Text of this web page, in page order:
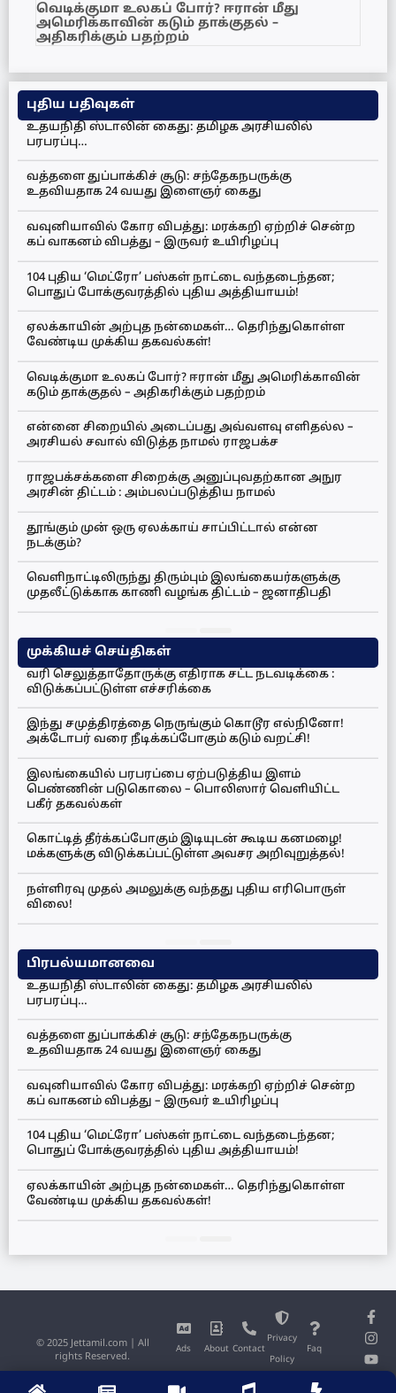
வெடிக்குமா உலகப் போர்? ஈரான் மீது
அமெரிக்காவின் கடும் தாக்குதல் –
அதிகரிக்கும் பதற்றம்
புதிய பதிவுகள்
உதயநிதி ஸ்டாலின் கைது: தமிழக அரசியலில்
பரபரப்பு…
வத்தளை துப்பாக்கிச் சூடு: சந்தேகநபருக்கு
உதவியதாக 24 வயது இளைஞர் கைது
வவுனியாவில் கோர விபத்து: மரக்கறி ஏற்றிச் சென்ற
கப் வாகனம் விபத்து – இருவர் உயிரிழப்பு
104 புதிய ‘மெட்ரோ’ பஸ்கள் நாட்டை வந்தடைந்தன;
பொதுப் போக்குவரத்தில் புதிய அத்தியாயம்!
ஏலக்காயின் அற்புத நன்மைகள்… தெரிந்துகொள்ள
வேண்டிய முக்கிய தகவல்கள்!
வெடிக்குமா உலகப் போர்? ஈரான் மீது அமெரிக்காவின்
கடும் தாக்குதல் – அதிகரிக்கும் பதற்றம்
என்னை சிறையில் அடைப்பது அவ்வளவு எளிதல்ல –
அரசியல் சவால் விடுத்த நாமல் ராஜபக்ச
ராஜபக்சக்களை சிறைக்கு அனுப்புவதற்கான அநுர
அரசின் திட்டம் : அம்பலப்படுத்திய நாமல்
தூங்கும் முன் ஒரு ஏலக்காய் சாப்பிட்டால் என்ன
நடக்கும்?
வெளிநாட்டிலிருந்து திரும்பும் இலங்கையர்களுக்கு
முதலீட்டுக்காக காணி வழங்க திட்டம் – ஜனாதிபதி
முக்கியச் செய்திகள்
வரி செலுத்தாதோருக்கு எதிராக சட்ட நடவடிக்கை :
விடுக்கப்பட்டுள்ள எச்சரிக்கை
இந்து சமுத்திரத்தை நெருங்கும் கொடூர எல்நினோ!
அக்டோபர் வரை நீடிக்கப்போகும் கடும் வறட்சி!
இலங்கையில் பரபரப்பை ஏற்படுத்திய இளம்
பெண்ணின் படுகொலை – பொலிஸார் வெளியிட்ட
பகீர் தகவல்கள்
கொட்டித் தீர்க்கப்போகும் இடியுடன் கூடிய கனமழை!
மக்களுக்கு விடுக்கப்பட்டுள்ள அவசர அறிவுறுத்தல்!
நள்ளிரவு முதல் அமலுக்கு வந்தது புதிய எரிபொருள்
விலை!
பிரபல்யமானவை
உதயநிதி ஸ்டாலின் கைது: தமிழக அரசியலில்
பரபரப்பு…
வத்தளை துப்பாக்கிச் சூடு: சந்தேகநபருக்கு
உதவியதாக 24 வயது இளைஞர் கைது
வவுனியாவில் கோர விபத்து: மரக்கறி ஏற்றிச் சென்ற
கப் வாகனம் விபத்து – இருவர் உயிரிழப்பு
104 புதிய ‘மெட்ரோ’ பஸ்கள் நாட்டை வந்தடைந்தன;
பொதுப் போக்குவரத்தில் புதிய அத்தியாயம்!
ஏலக்காயின் அற்புத நன்மைகள்… தெரிந்துகொள்ள
வேண்டிய முக்கிய தகவல்கள்!
Ads About Contact
Privacy
Policy
Faq
© 2025 Jettamil.com | All
rights Reserved.